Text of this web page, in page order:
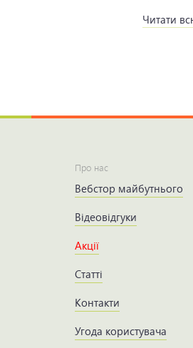
Читати
Про нас
Вебстор майбутнього
Відеовідгуки
Акції
Статті
Контакти
Угода користувача